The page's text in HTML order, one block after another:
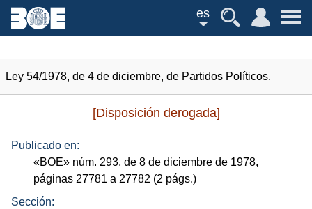
es
Ley 54/1978, de 4 de diciembre, de Partidos Políticos.
[Disposición derogada]
Publicado en:
«BOE» núm. 293, de 8 de diciembre de 1978,
páginas 27781 a 27782 (2 págs.)
Sección: